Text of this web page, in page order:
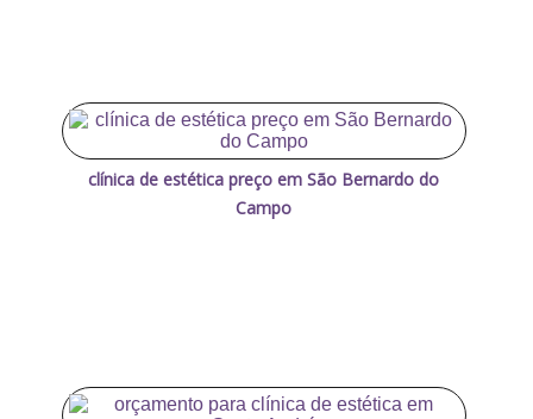
clínica de estética preço em São Bernardo do
Campo